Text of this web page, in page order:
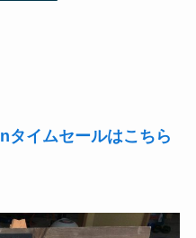
イムセールはこちら